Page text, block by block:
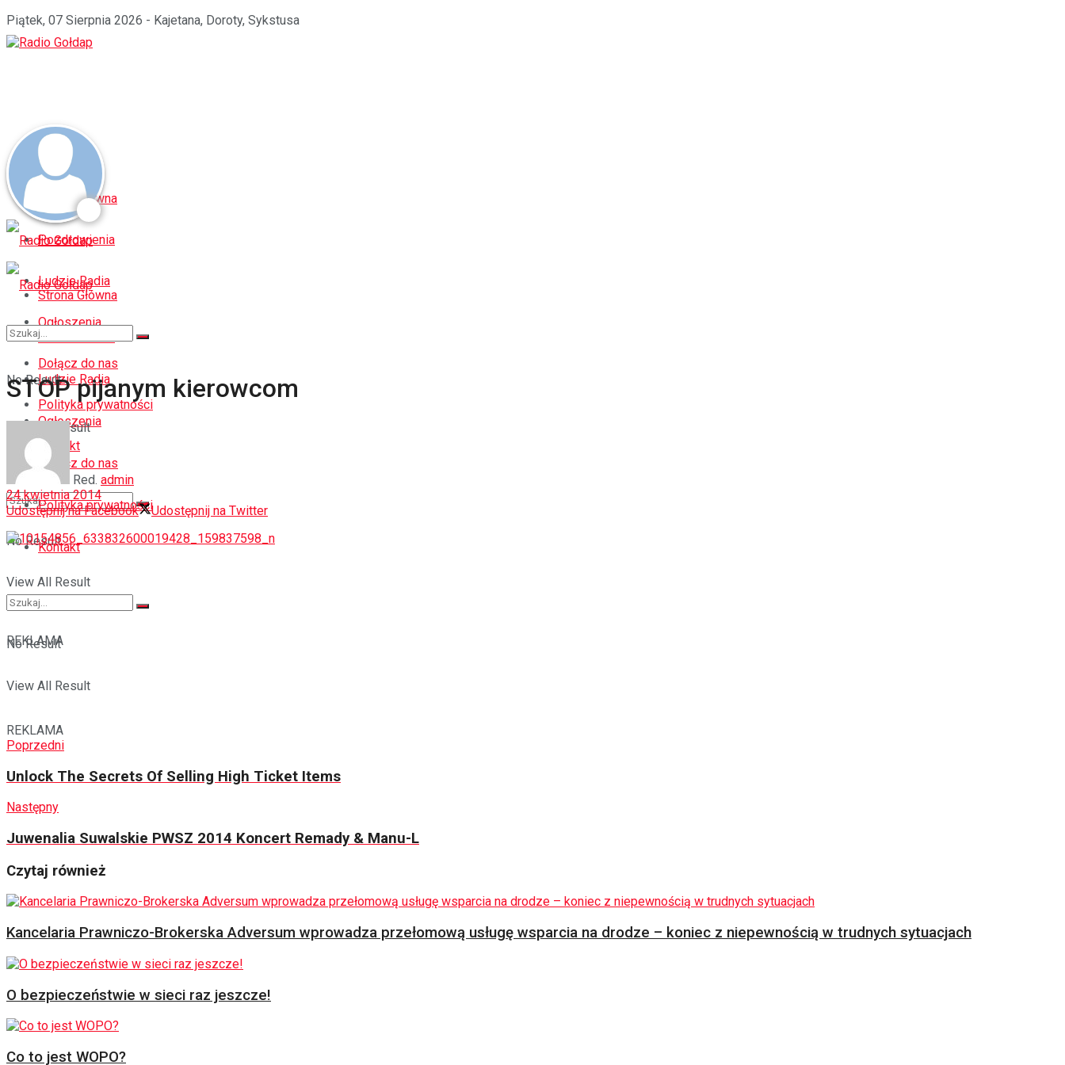
Piątek, 07 Sierpnia 2026 - Kajetana, Doroty, Sykstusa
Strona Główna
Pozdrowienia
Ludzie Radia
Ogłoszenia
Dołącz do nas
Polityka prywatności
Kontakt
No Result
View All Result
Strona Główna
Pozdrowienia
Ludzie Radia
Ogłoszenia
Dołącz do nas
Polityka prywatności
Kontakt
No Result
View All Result
No Result
View All Result
STOP pijanym kierowcom
Red. admin
24 kwietnia 2014
Udostępnij na Facebook
Udostępnij na Twitter
REKLAMA
REKLAMA
Poprzedni
Unlock The Secrets Of Selling High Ticket Items
Następny
Juwenalia Suwalskie PWSZ 2014 Koncert Remady & Manu-L
Czytaj również
Kancelaria Prawniczo-Brokerska Adversum wprowadza przełomową usługę wsparcia na drodze – koniec z niepewnością w trudnych sytuacjach
O bezpieczeństwie w sieci raz jeszcze!
Co to jest WOPO?